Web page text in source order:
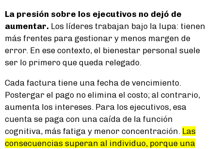
La presión sobre los ejecutivos no dejó de
aumentar. Los líderes trabajan bajo la lupa: tienen
más frentes para gestionar y menos margen de
error. En ese contexto, el bienestar personal suele
ser lo primero que queda relegado.
Cada factura tiene una fecha de vencimiento.
Postergar el pago no elimina el costo; al contrario,
aumenta los intereses. Para los ejecutivos, esa
cuenta se paga con una caída de la función
cognitiva, más fatiga y menor concentración. Las
consecuencias superan al individuo, porque una